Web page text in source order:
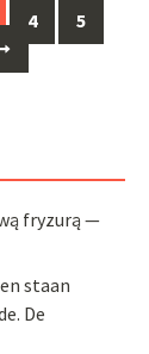
4
5
fryzurą —
staan
De